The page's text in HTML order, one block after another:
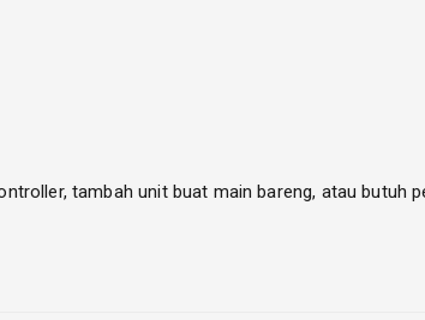
tambah unit buat main bareng, atau